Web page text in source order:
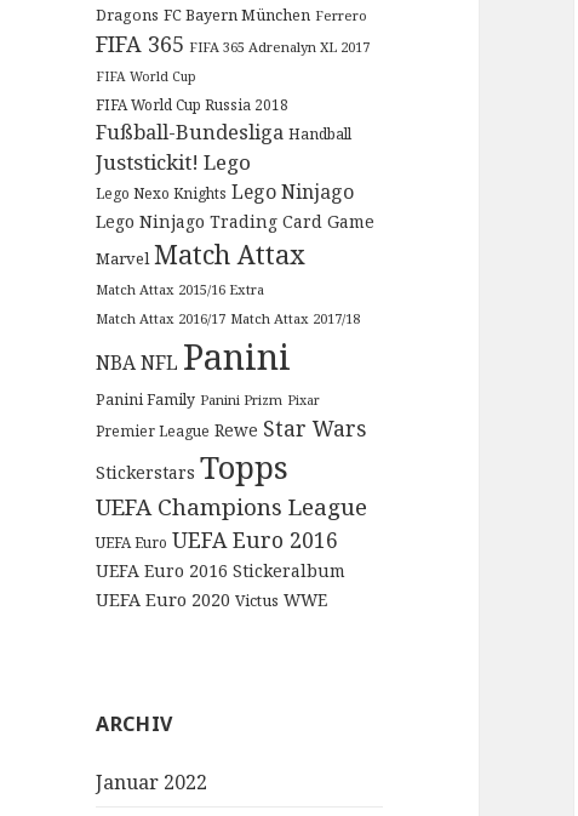
Dragons FC Bayern München Ferrero
FIFA 365 FIFA 365 Adrenalyn XL 2017
FIFA World Cup
FIFA World Cup Russia 2018
Fußball-Bundesliga Handball
Juststickit! Lego
Lego Nexo Knights Lego Ninjago
Lego Ninjago Trading Card Game
Marvel Match Attax
Match Attax 2015/16 Extra
Match Attax 2016/17 Match Attax 2017/18
NBANFL Panini
Panini Family Panini Prizm Pixar
Premier League Rewe Star Wars
Stickerstars Topps
UEFA Champions League
UEFA Euro UEFA Euro 2016
UEFA Euro 2016 Stickeralbum
UEFA Euro 2020 Victus WWE
ARCHIV
Januar 2022